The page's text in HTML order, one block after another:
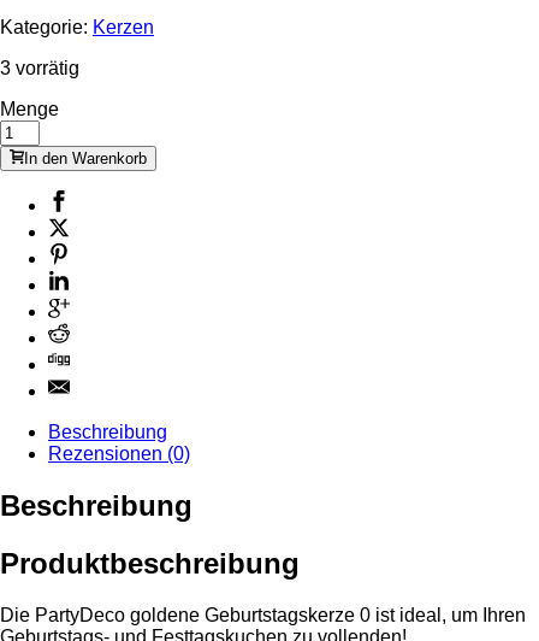
Kategorie: Kerzen
3 vorrätig
Menge
In den Warenkorb
Beschreibung
Rezensionen (0)
Beschreibung
Produktbeschreibung
Die PartyDeco goldene Geburtstagskerze 0 ist ideal, um Ihren
Geburtstags- und Festtagskuchen zu vollenden!